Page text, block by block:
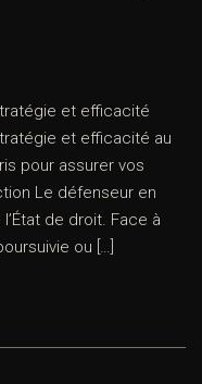
et efficacité
et efficacité au
pour assurer vos
Le défenseur en
de droit. Face à
ou […]